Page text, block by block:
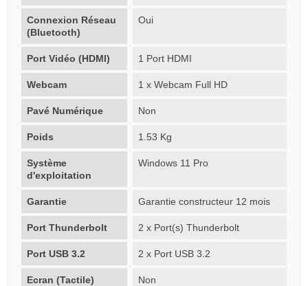
Connexion Réseau
(Bluetooth)
Oui
Port Vidéo (HDMI) 1 Port HDMI
Webcam 1 x Webcam Full HD
Pavé Numérique Non
Poids 1.53 Kg
Système
d'exploitation
Windows 11 Pro
Garantie Garantie constructeur 12 mois
Port Thunderbolt 2 x Port(s) Thunderbolt
Port USB 3.2 2 x Port USB 3.2
Ecran (Tactile) Non